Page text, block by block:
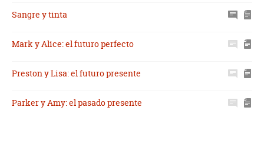
Sangre y tinta
Mark y Alice: el futuro perfecto
Preston y Lisa: el futuro presente
Parker y Amy: el pasado presente